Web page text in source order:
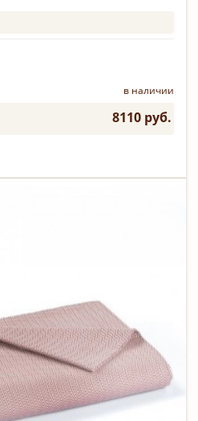
в наличии
8110 руб.